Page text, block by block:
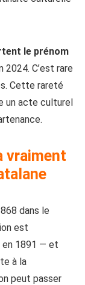
le prénom
2024. C’est rare
Cette rareté
un acte culturel
vraiment
dans le
est
en 1891 — et
à la
peut passer